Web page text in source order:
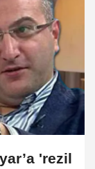
'rezil